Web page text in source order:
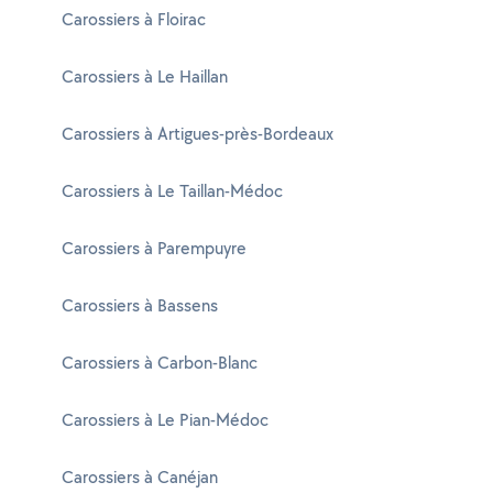
Carossiers à Floirac
Carossiers à Le Haillan
Carossiers à Artigues-près-Bordeaux
Carossiers à Le Taillan-Médoc
Carossiers à Parempuyre
Carossiers à Bassens
Carossiers à Carbon-Blanc
Carossiers à Le Pian-Médoc
Carossiers à Canéjan